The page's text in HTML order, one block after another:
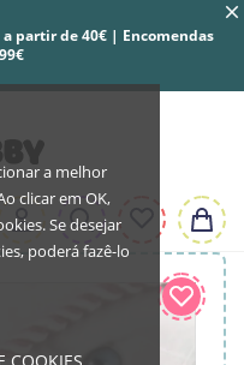
a melhor
clicar em OK,
Se desejar
poderá fazê-lo
a partir de 40€ | Encomendas